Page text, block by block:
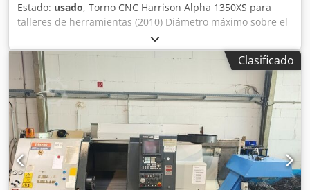
Estado: usado, Torno CNC Harrison Alpha 1350XS para
talleres de herramientas (2010) Diámetro máximo sobre el
carro: 350 mm Diámetro máximo sobre el carro
transversal: 196 mm Diámetro máximo en el hueco: 535
mm Distancia entre centros: 650 mm Diámetro máximo de
torneado: 350 mm Rango de velocidad del husillo: 1 – 3500
rpm Control CNC Fanuc Oi-TD Programación
conversacional Harrison Alpha Guía manual Fanuc
Capacidad completa de programación con código G ISO
Control CNC de 2 ejes (X e Y) Dkjdpfx Aijzq Ddxoxsr Manejo
electrónico mediante volante Peso aproximado de la
máquina: 1800 kg Dimensiones de la máquina (largo ×
ancho × alto): 2400 × 1700 × 1500 mm
Clasificado